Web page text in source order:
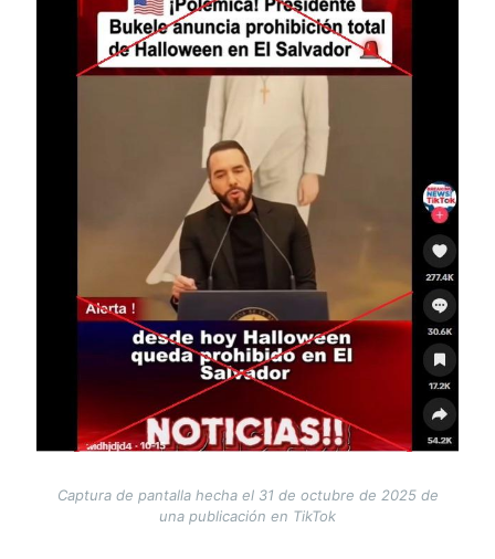
Captura de pantalla hecha el 31 de octubre de 2025 de
una publicación en TikTok